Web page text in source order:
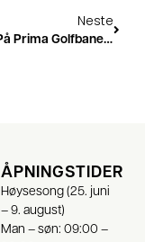
Neste
Har Trua På Prima Golfbane I År!
ÅPNINGSTIDER
Høysesong (25. juni
– 9. august)
Man – søn: 09:00 –